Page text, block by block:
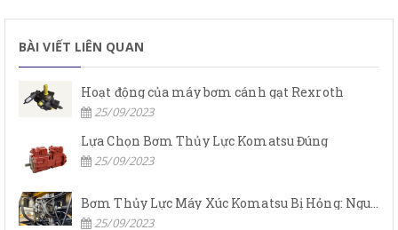
BÀI VIẾT LIÊN QUAN
Hoạt động của máy bơm cánh gạt Rexroth
25/09/2023
Lựa Chọn Bơm Thủy Lực Komatsu Đúng
25/09/2023
Bơm Thủy Lực Máy Xúc Komatsu Bị Hỏng: Nguyên Nhân Và Cách Khắc Phục
25/09/2023